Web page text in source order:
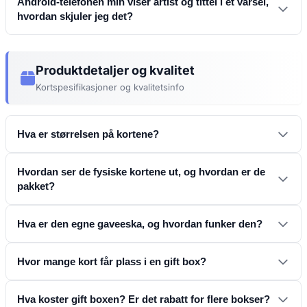
Miljøvennlig kort
hvordan skjuler jeg det?
Samsung (One UI 7 / 8):
Innstillinger → Låseskjerm og
AOD → Live-varsler
Mediaspiller
Stock Android / Pixel:
Innstillinger → Varsler →
Varsler på låseskjermen → Ikke vis noen varsler
Produktdetaljer og kvalitet
Kortspesifikasjoner og kvalitetsinfo
Hva er størrelsen på kortene?
Hvordan ser de fysiske kortene ut, og hvordan er de
pakket?
custom
gift box
Greit å vite på forhånd:
Hva er den egne gaveeska, og hvordan funker den?
Hvor mange kort får plass i en gift box?
190 QR-musikkort
Hva koster gift boxen? Er det rabatt for flere bokser?